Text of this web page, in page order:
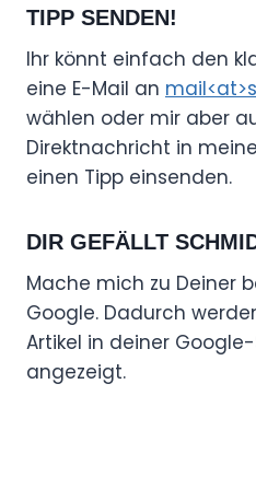
TIPP SENDEN!
Ihr könnt einfach den
eine E-Mail an
wählen oder mir aber
Direktnachricht in
einen Tipp einsenden.
DIR GEFÄLLT
Mache mich zu Deiner
Google. Dadurch
Artikel in deiner
angezeigt.